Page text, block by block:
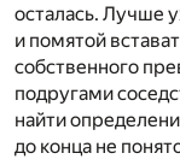
осталась. Лучше
и помятой
собственного
подругами
найти
до конца не